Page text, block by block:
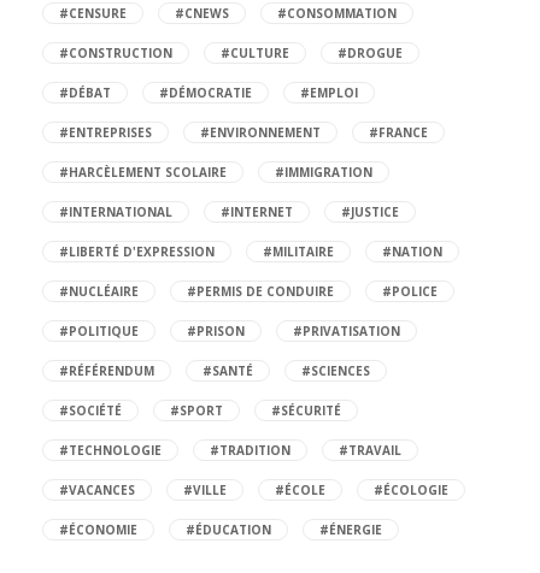
#CENSURE #CNEWS #CONSOMMATION
#CONSTRUCTION #CULTURE #DROGUE
#DÉBAT #DÉMOCRATIE #EMPLOI
#ENTREPRISES #ENVIRONNEMENT #FRANCE
#HARCÈLEMENT SCOLAIRE #IMMIGRATION
#INTERNATIONAL #INTERNET #JUSTICE
#LIBERTÉ D'EXPRESSION #MILITAIRE #NATION
#NUCLÉAIRE #PERMIS DE CONDUIRE #POLICE
#POLITIQUE #PRISON #PRIVATISATION
#RÉFÉRENDUM #SANTÉ #SCIENCES
#SOCIÉTÉ #SPORT #SÉCURITÉ
#TECHNOLOGIE #TRADITION #TRAVAIL
#VACANCES #VILLE #ÉCOLE #ÉCOLOGIE
#ÉCONOMIE #ÉDUCATION #ÉNERGIE